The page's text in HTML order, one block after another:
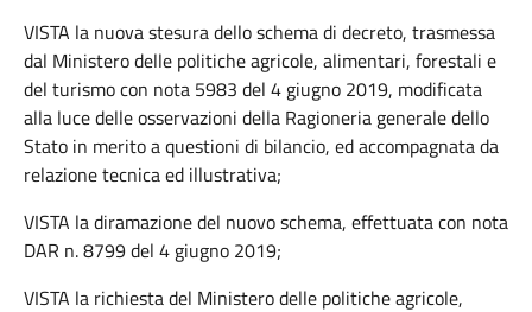
VISTA la nuova stesura dello schema di decreto, trasmessa
dal Ministero delle politiche agricole, alimentari, forestali e
del turismo con nota 5983 del 4 giugno 2019, modificata
alla luce delle osservazioni della Ragioneria generale dello
Stato in merito a questioni di bilancio, ed accompagnata da
relazione tecnica ed illustrativa;
VISTA la diramazione del nuovo schema, effettuata con nota
DAR n. 8799 del 4 giugno 2019;
VISTA la richiesta del Ministero delle politiche agricole,